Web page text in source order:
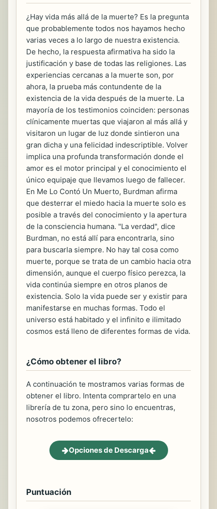
¿Hay vida más allá de la muerte? Es la pregunta
que probablemente todos nos hayamos hecho
varias veces a lo largo de nuestra existencia.
De hecho, la respuesta afirmativa ha sido la
justificación y base de todas las religiones. Las
experiencias cercanas a la muerte son, por
ahora, la prueba más contundente de la
existencia de la vida después de la muerte. La
mayoría de los testimonios coinciden: personas
clínicamente muertas que viajaron al más allá y
visitaron un lugar de luz donde sintieron una
gran dicha y una felicidad indescriptible. Volver
implica una profunda transformación donde el
amor es el motor principal y el conocimiento el
único equipaje que llevamos luego de fallecer.
En Me Lo Contó Un Muerto, Burdman afirma
que desterrar el miedo hacia la muerte solo es
posible a través del conocimiento y la apertura
de la consciencia humana. "La verdad", dice
Burdman, no está allí para encontrarla, sino
para buscarla siempre. No hay tal cosa como
muerte, porque se trata de un cambio hacia otra
dimensión, aunque el cuerpo físico perezca, la
vida continúa siempre en otros planos de
existencia. Solo la vida puede ser y existir para
manifestarse en muchas formas. Todo el
universo está habitado y el infinito e ilimitado
cosmos está lleno de diferentes formas de vida.
¿Cómo obtener el libro?
A continuación te mostramos varias formas de
obtener el libro. Intenta comprartelo en una
librería de tu zona, pero sino lo encuentras,
nosotros podemos ofrecertelo:
Opciones de Descarga
Puntuación